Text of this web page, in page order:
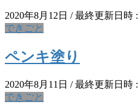
2020年8月12日 / 最終更新日時 :
できごと
ペンキ塗り
2020年8月11日 / 最終更新日時 :
できごと